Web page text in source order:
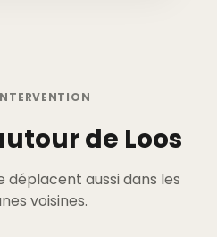
de Loos
déplacent aussi dans les
voisines.